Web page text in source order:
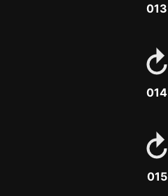
013
014
015